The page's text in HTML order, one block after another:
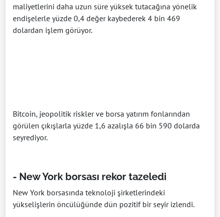
maliyetlerini daha uzun süre yüksek tutacağına yönelik
endişelerle yüzde 0,4 değer kaybederek 4 bin 469
dolardan işlem görüyor.
Bitcoin, jeopolitik riskler ve borsa yatırım fonlarından
görülen çıkışlarla yüzde 1,6 azalışla 66 bin 590 dolarda
seyrediyor.
- New York borsası rekor tazeledi
New York borsasında teknoloji şirketlerindeki
yükselişlerin öncülüğünde dün pozitif bir seyir izlendi.